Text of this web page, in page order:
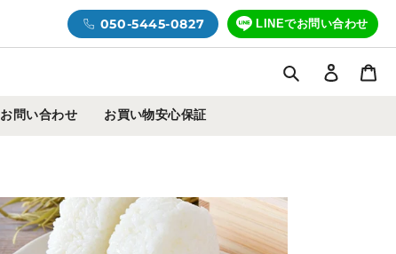
050-5445-0827 LINEでお問い合わせ
検索 ログイ
お問い合わせ お買い物安心保証